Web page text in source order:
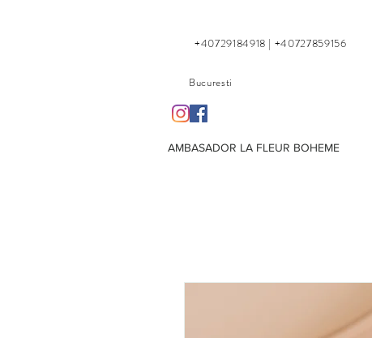
+40729184918 | +40727859156
Bucuresti
AMBASADOR LA FLEUR BOHEME